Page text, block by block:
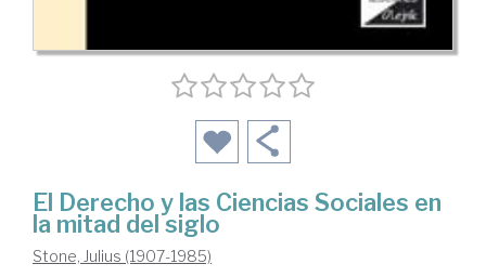
El Derecho y las Ciencias Sociales en
la mitad del siglo
Stone, Julius (1907-1985)